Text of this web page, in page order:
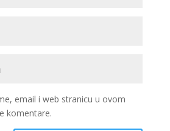
email i web stranicu u ovom
komentare.